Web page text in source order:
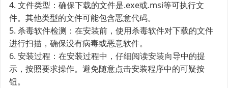
4. 文件类型：确保下载的文件是.exe或.msi等可执行文
件。其他类型的文件可能包含恶意代码。
5. 杀毒软件检测：在安装前，使用杀毒软件对下载的文件
进行扫描，确保没有病毒或恶意软件。
6. 安装过程：在安装过程中，仔细阅读安装向导中的提
示，按照要求操作。避免随意点击安装程序中的可疑按
钮。